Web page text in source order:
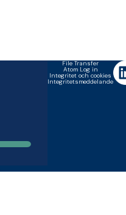
File Transfer
Atom Log in
Integritet och cookies
Integritetsmeddelande